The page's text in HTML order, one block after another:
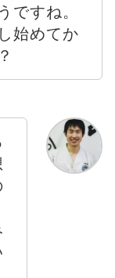
ですね。
始めてか